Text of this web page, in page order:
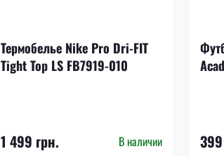
Термобелье Nike Pro Dri-FIT
Tight Top LS FB7919-010
1 499 грн. В наличии